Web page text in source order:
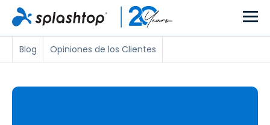
Blog Opiniones de los Clientes